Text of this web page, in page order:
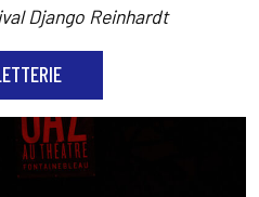
Django Reinhardt